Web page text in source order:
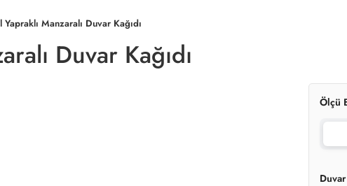
Manzaralı Duvar Kağıdı
Duvar Kağıdı
Ölçü